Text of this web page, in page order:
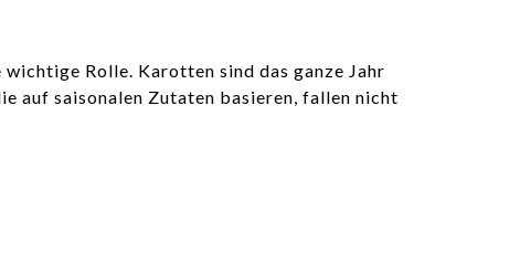
Rolle. Karotten sind das ganze Jahr
auf saisonalen Zutaten basieren, fallen nicht